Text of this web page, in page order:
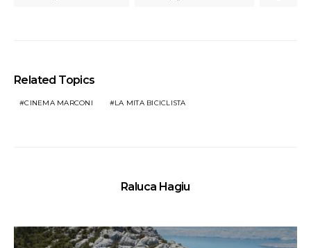
Related Topics
CINEMA MARCONI LA MITA BICICLISTA
Raluca Hagiu